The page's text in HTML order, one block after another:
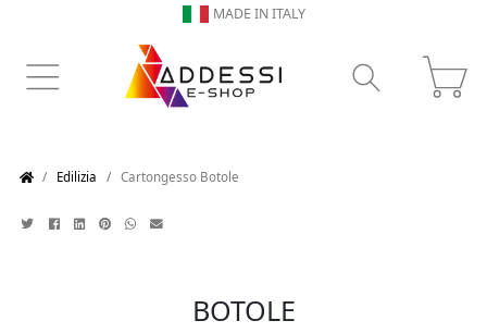
MADE IN ITALY
Edilizia Cartongesso Botole
BOTOLE